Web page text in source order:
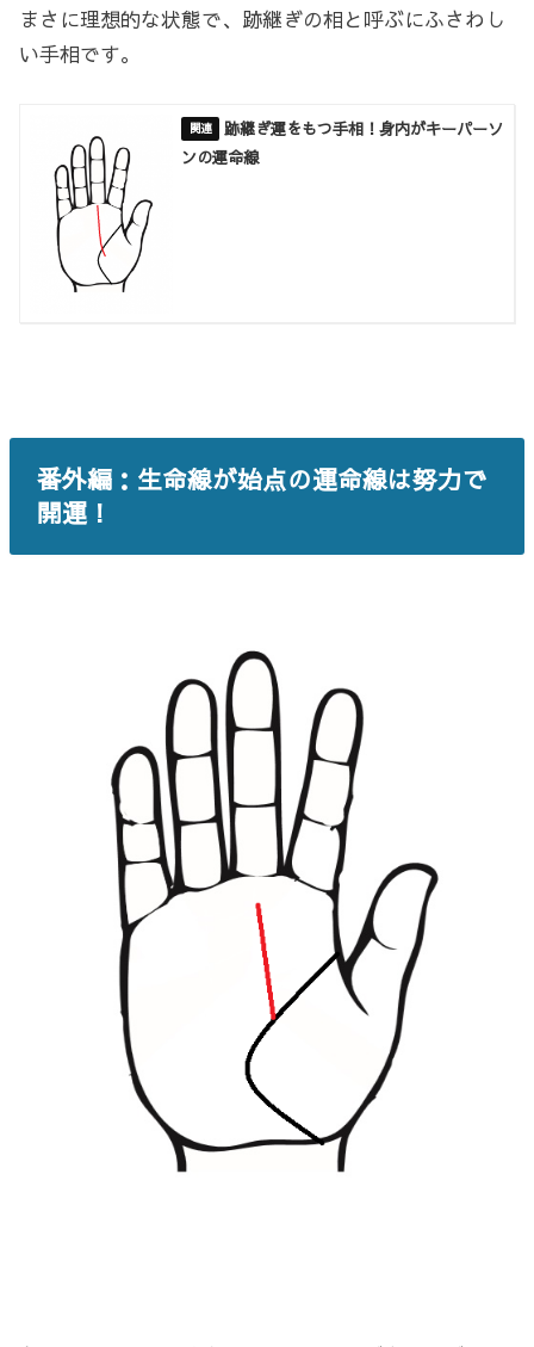
まさに理想的な状態で、跡継ぎの相と呼ぶにふさわし
い手相です。
跡継ぎ運をもつ手相！身内がキーパーソ
ンの運命線
番外編：生命線が始点の運命線は努力で
開運！